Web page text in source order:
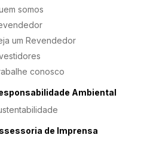
somos
um Revendedor
conosco
Ambiental
de Imprensa